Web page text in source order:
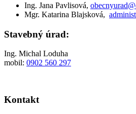
Ing. Jana Pavlisová,
Mgr. Katarina Blajsková,
Stavebný úrad:
Ing. Michal Loduha
mobil: 0902 560 297
Kontakt